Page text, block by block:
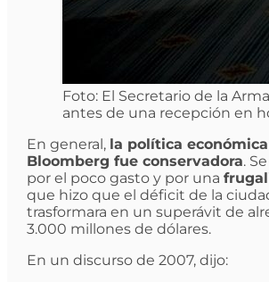
Foto: El Secretario de la
antes de una recepción en
En general, la política
Bloomberg fue conservadora.
por el poco gasto y por una
que hizo que el déficit de la
trasformara en un superávit de
3.000 millones de dólares.
En un discurso de 2007, dijo: